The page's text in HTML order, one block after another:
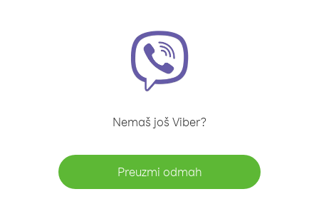
Nemaš još Viber?
Preuzmi odmah